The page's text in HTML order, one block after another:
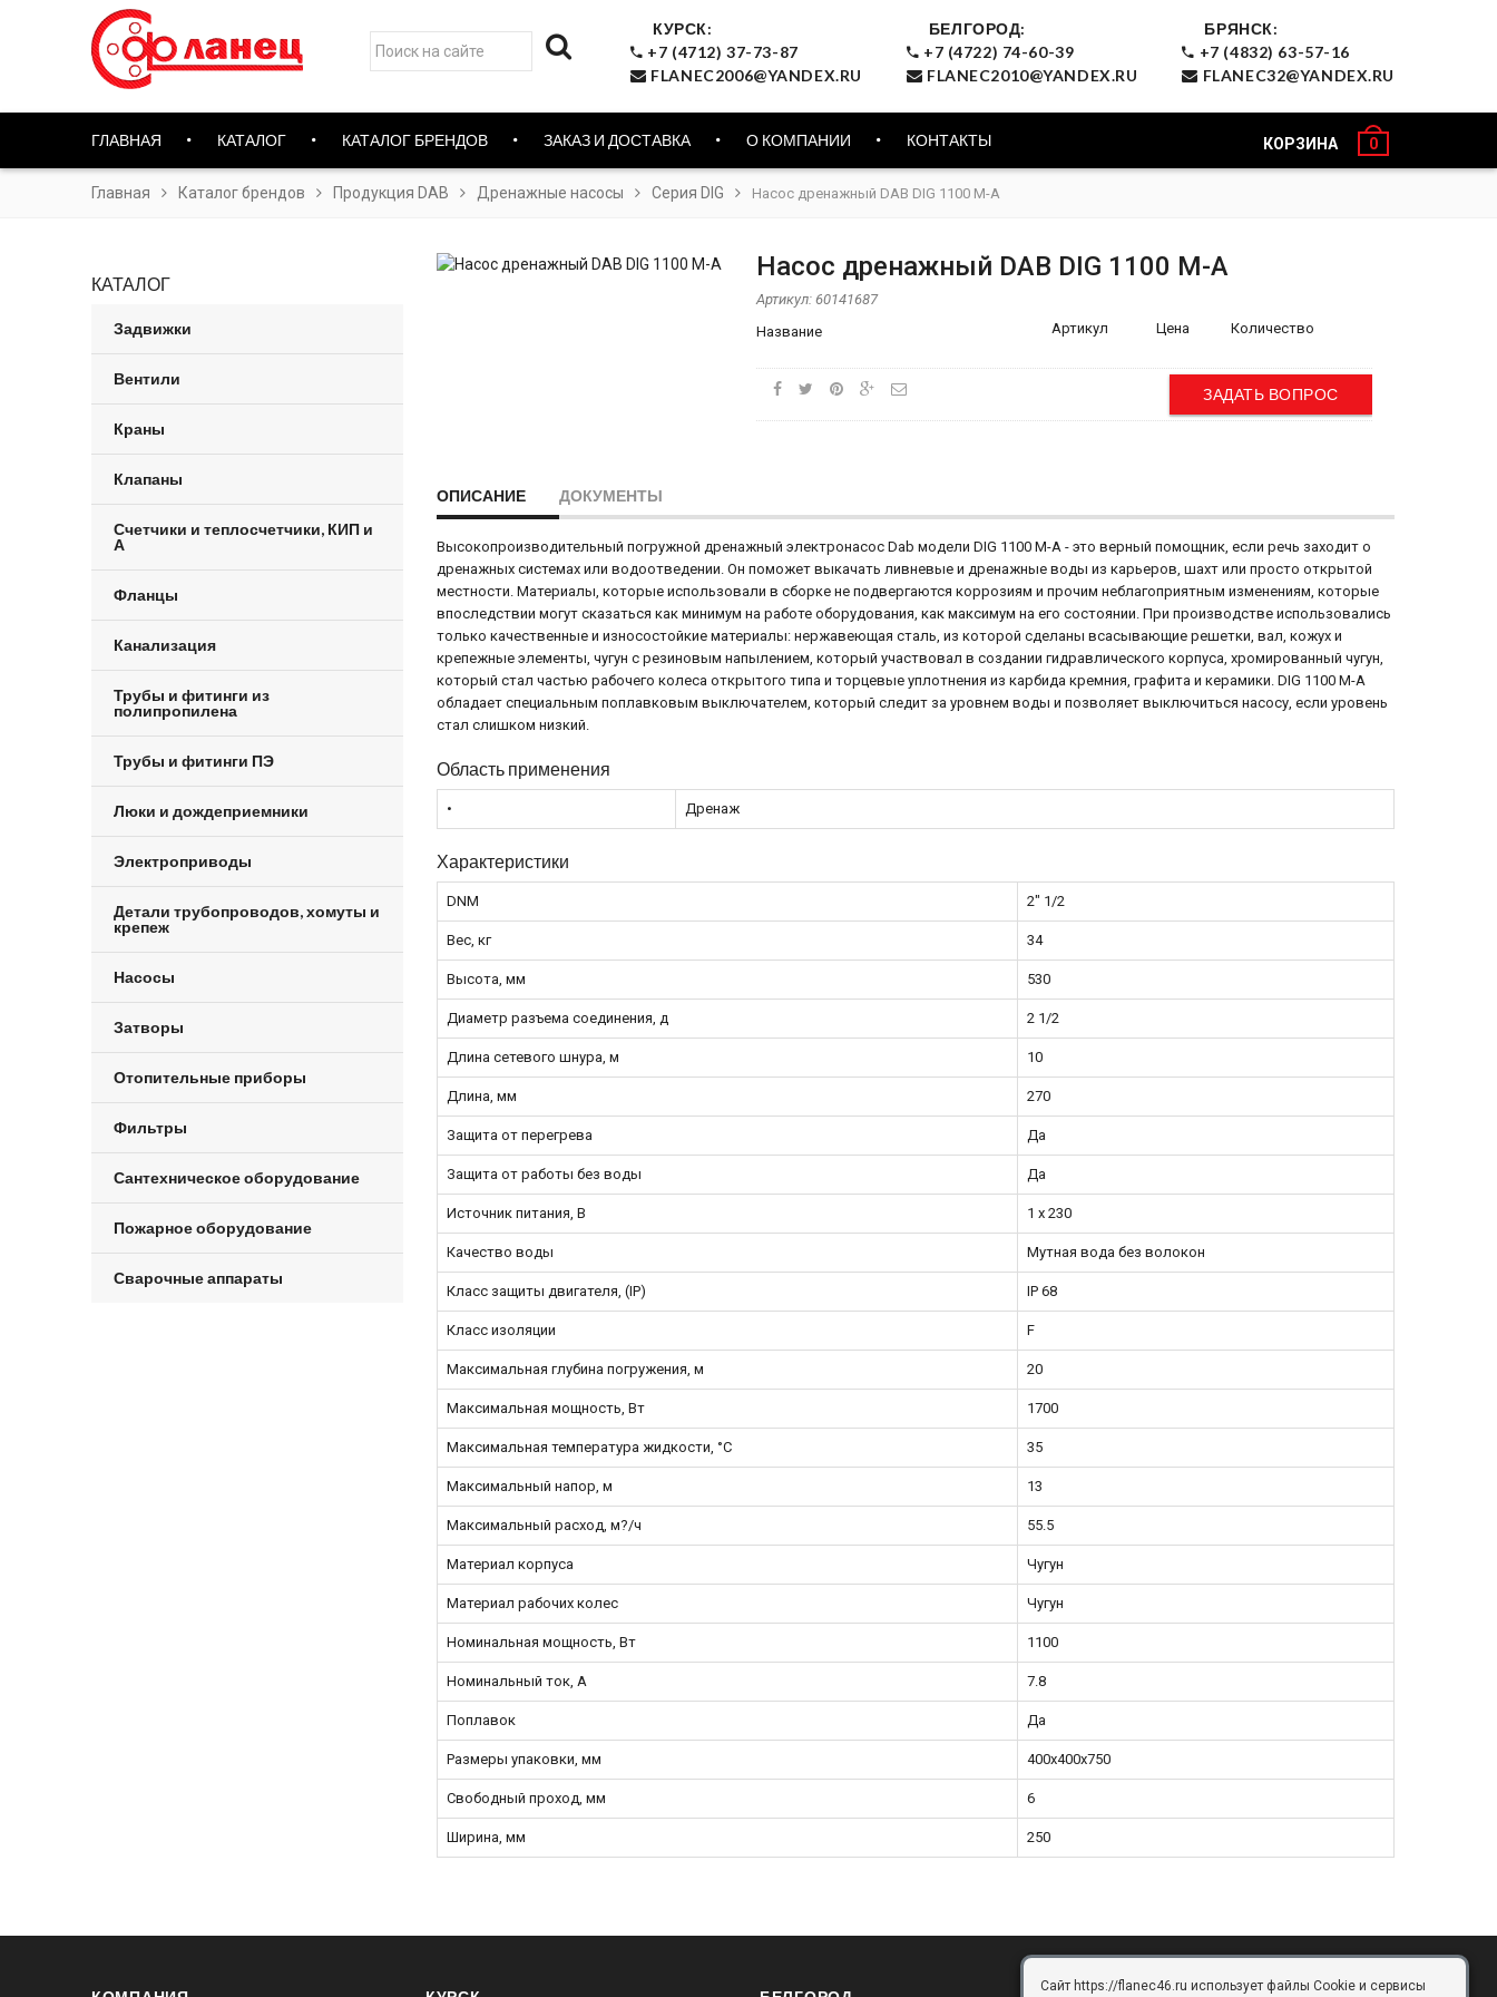
КУРСК:
+7 (4712) 37-73-87
FLANEC2006@YANDEX.RU
БЕЛГОРОД:
+7 (4722) 74-60-39
FLANEC2010@YANDEX.RU
БРЯНСК:
+7 (4832) 63-57-16
FLANEC32@YANDEX.RU
ГЛАВНАЯ КАТАЛОГ КАТАЛОГ БРЕНДОВ ЗАКАЗ И ДОСТАВКА О КОМПАНИИ КОНТАКТЫ КОРЗИНА 0
Главная Каталог брендов Продукция DAB Дренажные насосы Серия DIG Насос дренажный DAB DIG 1100 M-A
КАТАЛОГ
Задвижки
Вентили
Краны
Клапаны
Счетчики и теплосчетчики, КИП и
А
Фланцы
Канализация
Трубы и фитинги из
полипропилена
Трубы и фитинги ПЭ
Люки и дождеприемники
Электроприводы
Детали трубопроводов, хомуты и
крепеж
Насосы
Затворы
Отопительные приборы
Фильтры
Сантехническое оборудование
Пожарное оборудование
Сварочные аппараты
Насос дренажный DAB DIG 1100 M-A
Артикул: 60141687
Название
Артикул Цена Количество
ЗАДАТЬ ВОПРОС
ОПИСАНИЕ ДОКУМЕНТЫ
Высокопроизводительный погружной дренажный электронасос Dab модели DIG 1100 M-A - это верный помощник, если речь заходит о
дренажных системах или водоотведении. Он поможет выкачать ливневые и дренажные воды из карьеров, шахт или просто открытой
местности. Материалы, которые использовали в сборке не подвергаются коррозиям и прочим неблагоприятным изменениям, которые
впоследствии могут сказаться как минимум на работе оборудования, как максимум на его состоянии. При производстве использовались
только качественные и износостойкие материалы: нержавеющая сталь, из которой сделаны всасывающие решетки, вал, кожух и
крепежные элементы, чугун с резиновым напылением, который участвовал в создании гидравлического корпуса, хромированный чугун,
который стал частью рабочего колеса открытого типа и торцевые уплотнения из карбида кремния, графита и керамики. DIG 1100 M-A
обладает специальным поплавковым выключателем, который следит за уровнем воды и позволяет выключиться насосу, если уровень
стал слишком низкий.
Область применения
• Дренаж
Характеристики
DNM 2" 1/2
Вес, кг 34
Высота, мм 530
Диаметр разъема соединения, д 2 1/2
Длина сетевого шнура, м 10
Длина, мм 270
Защита от перегрева Да
Защита от работы без воды Да
Источник питания, В 1 х 230
Качество воды Мутная вода без волокон
Класс защиты двигателя, (IP) IP 68
Класс изоляции F
Максимальная глубина погружения, м 20
Максимальная мощность, Вт 1700
Максимальная температура жидкости, °С 35
Максимальный напор, м 13
Максимальный расход, м?/ч 55.5
Материал корпуса Чугун
Материал рабочих колес Чугун
Номинальная мощность, Вт 1100
Номинальный ток, А 7.8
Поплавок Да
Размеры упаковки, мм 400х400х750
Свободный проход, мм 6
Ширина, мм 250
Сайт https://flanec46.ru использует файлы Cookie и сервисы